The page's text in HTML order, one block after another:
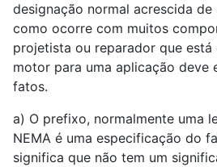
designação normal acrescida
como ocorre com muitos
projetista ou reparador que está
motor para uma aplicação deve
fatos.
a) O prefixo, normalmente uma
NEMA é uma especificação do
significa que não tem um